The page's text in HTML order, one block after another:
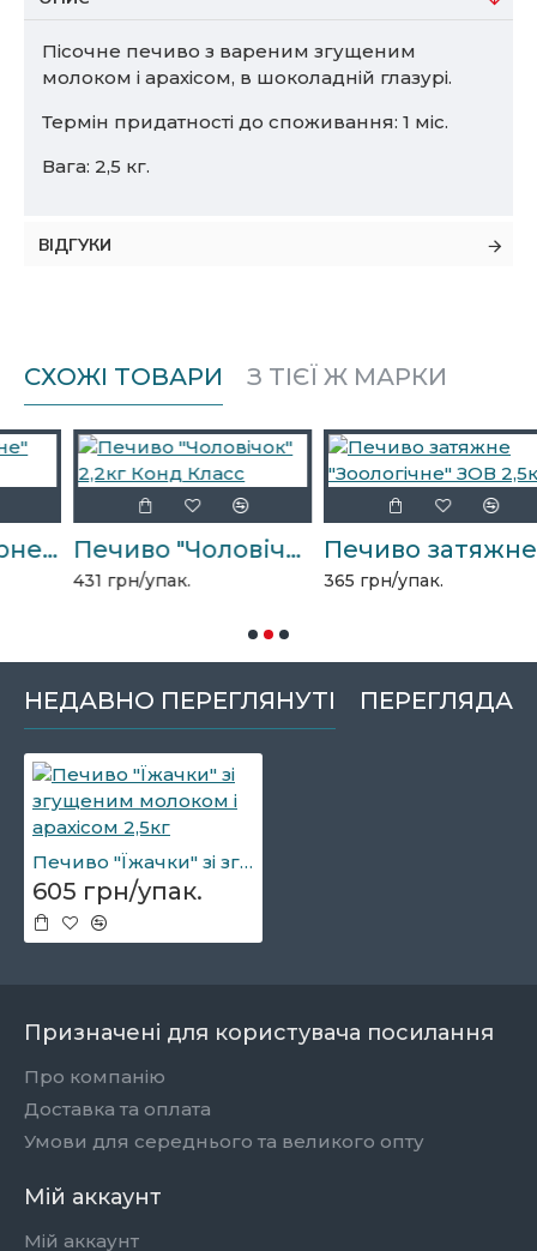
Пісочне печиво з вареним згущеним
молоком і арахісом, в шоколадній глазурі.
Термін придатності до споживання: 1 міс.
Вага: 2,5 кг.
ВІДГУКИ
СХОЖІ ТОВАРИ З ТІЄЇ Ж МАРКИ
Печиво "Імбирне" 1,5кг Печиво "Чоловічок" 2,2кг Конд Класс
431 грн/упак.
Печиво затяжне "Зоологічне" ЗОВ 2,5кг
365 грн/упак.
НЕДАВНО ПЕРЕГЛЯНУТІ
Печиво "Їжачки" зі згущеним молоком і арахісом 2,5кг
605 грн/упак.
Призначені для користувача посилання
Про компанію
Доставка та оплата
Умови для середнього та великого опту
Мій аккаунт
Мій аккаунт